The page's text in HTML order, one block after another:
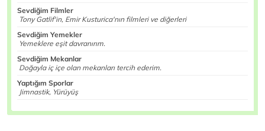
Sevdiğim Filmler
Tony Gatlif'in, Emir Kusturica'nın filmleri ve diğerleri
Sevdiğim Yemekler
Yemeklere eşit davranırım.
Sevdiğim Mekanlar
Doğayla iç içe olan mekanları tercih ederim.
Yaptığım Sporlar
Jimnastik, Yürüyüş